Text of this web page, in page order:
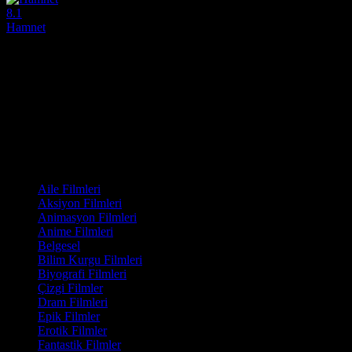
8.1
Hamnet
Aile Filmleri
Aksiyon Filmleri
Animasyon Filmleri
Anime Filmleri
Belgesel
Bilim Kurgu Filmleri
Biyografi Filmleri
Çizgi Filmler
Dram Filmleri
Epik Filmler
Erotik Filmler
Fantastik Filmler